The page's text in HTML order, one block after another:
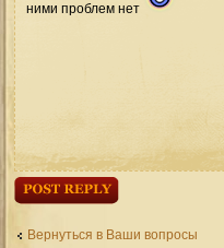
ними проблем нет
Ответить
Вернуться в Ваши вопросы